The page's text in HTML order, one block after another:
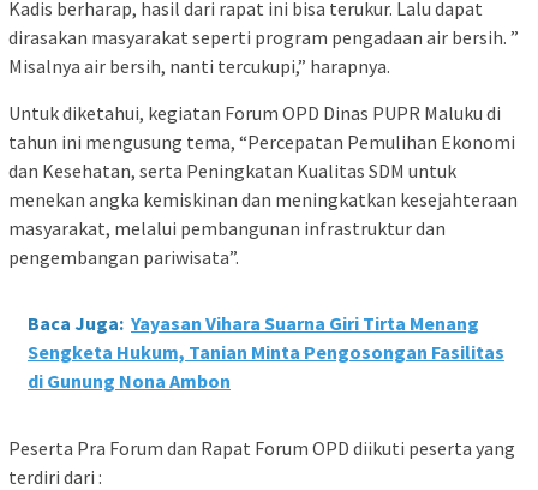
Kadis berharap, hasil dari rapat ini bisa terukur. Lalu dapat
dirasakan masyarakat seperti program pengadaan air bersih. ”
Misalnya air bersih, nanti tercukupi,” harapnya.
Untuk diketahui, kegiatan Forum OPD Dinas PUPR Maluku di
tahun ini mengusung tema, “Percepatan Pemulihan Ekonomi
dan Kesehatan, serta Peningkatan Kualitas SDM untuk
menekan angka kemiskinan dan meningkatkan kesejahteraan
masyarakat, melalui pembangunan infrastruktur dan
pengembangan pariwisata”.
Baca Juga: Yayasan Vihara Suarna Giri Tirta Menang
Sengketa Hukum, Tanian Minta Pengosongan Fasilitas
di Gunung Nona Ambon
Peserta Pra Forum dan Rapat Forum OPD diikuti peserta yang
terdiri dari :